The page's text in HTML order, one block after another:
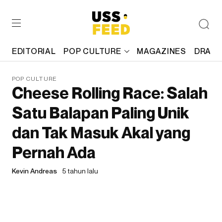
EDITORIAL POP CULTURE MAGAZINES
POP CULTURE
Cheese Rolling Race: Salah
Satu Balapan Paling Unik
dan Tak Masuk Akal yang
Pernah Ada
Kevin Andreas 5 tahun lalu